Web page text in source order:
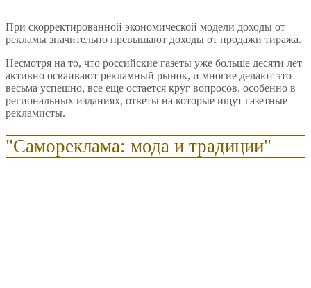
При скорректированной экономической модели доходы от
рекламы значительно превышают доходы от продажи тиража.
Несмотря на то, что российские газеты уже больше десяти лет
активно осваивают рекламный рынок, и многие делают это
весьма успешно, все еще остается круг вопросов, особенно в
региональных изданиях, ответы на которые ищут газетные
рекламисты.
"Самореклама: мода и традиции"